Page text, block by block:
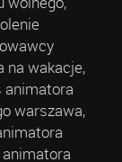
na wakacje,
animatora
warszawa,